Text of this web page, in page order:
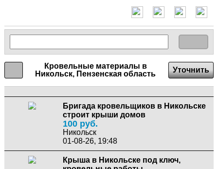
Кровельные материалы в
Никольск, Пензенская область
Уточнить
Бригада кровельщиков в Никольске
строит крыши домов
100 руб.
Никольск
01-08-26, 19:48
Крыша в Никольске под ключ,